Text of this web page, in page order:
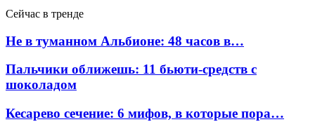
Сейчас в тренде
Не в туманном Альбионе: 48 часов в…
Пальчики оближешь: 11 бьюти-средств с
шоколадом
Кесарево сечение: 6 мифов, в которые пора…